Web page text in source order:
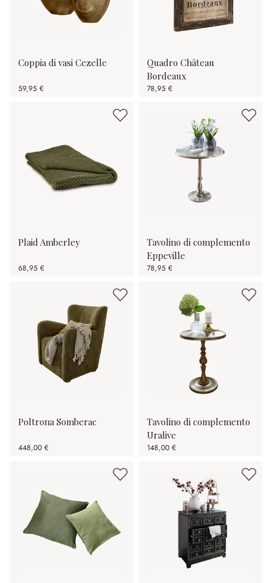
Coppia di vasi Cezelle
59,95 €
Quadro Château
Bordeaux
78,95 €
Plaid Amberley
68,95 €
Tavolino di complemento
Eppeville
78,95 €
Poltrona Somberac
448,00 €
Tavolino di complemento
Uralive
148,00 €